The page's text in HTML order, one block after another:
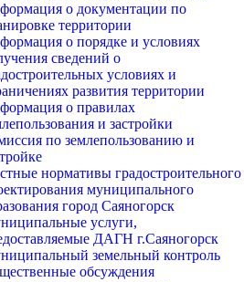
о документации по
территории
о порядке и условиях
сведений о
условиях и
развития территории
о правилах
и застройки
по землепользованию и
нормативы градостроительного
муниципального
город Саяногорск
услуги,
ДАГН г.Саяногорск
земельный контроль
обсуждения